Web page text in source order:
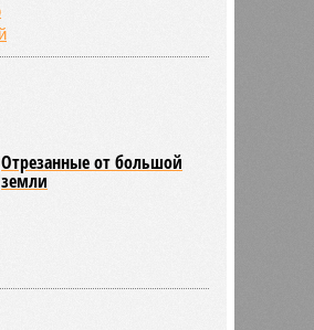
Отрезанные от большой
земли